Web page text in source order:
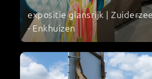
expositie glansrijk |
- Enkhuizen